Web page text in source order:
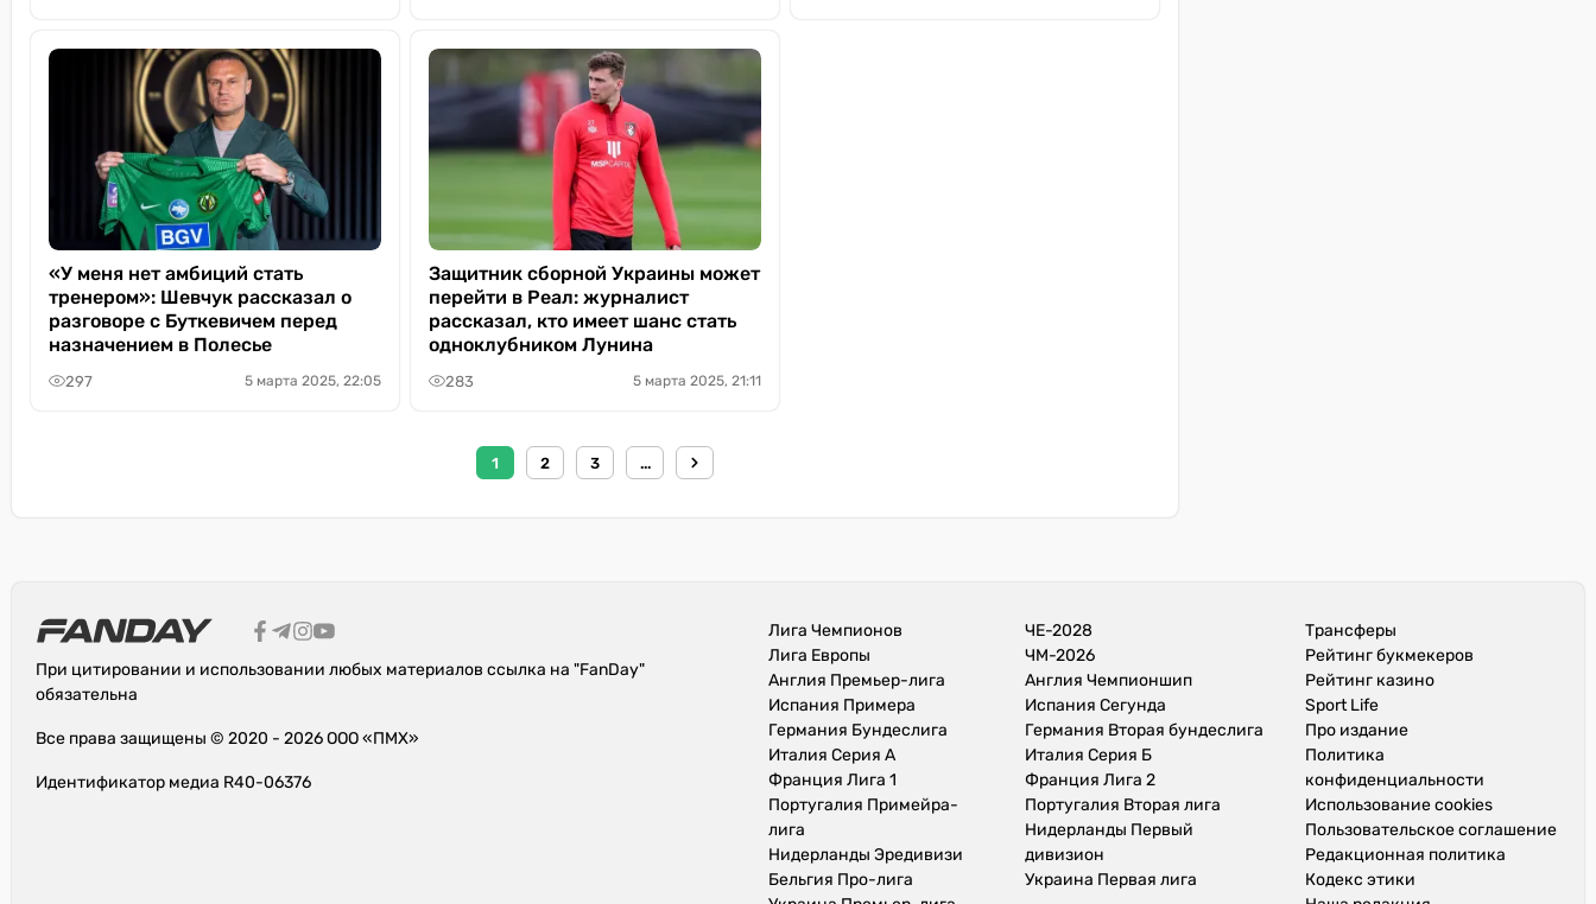
«У меня нет амбиций стать
тренером»: Шевчук рассказал о
разговоре с Буткевичем перед
назначением в Полесье
297 5 марта 2025, 22:05
Защитник сборной Украины может
перейти в Реал: журналист
рассказал, кто имеет шанс стать
одноклубником Лунина
283 5 марта 2025, 21:11
1 2 3 ...
При цитировании и использовании любых материалов ссылка на "FanDay"
обязательна
Все права защищены © 2020 - 2026 ООО «ПМХ»
Идентификатор медиа R40-06376
Лига Чемпионов
Лига Европы
Англия Премьер-лига
Испания Примера
Германия Бундеслига
Италия Серия А
Франция Лига 1
Португалия Примейра-
лига
Нидерланды Эредивизи
Бельгия Про-лига
ЧЕ-2028
ЧМ-2026
Англия Чемпионшип
Испания Сегунда
Германия Вторая бундеслига
Италия Серия Б
Франция Лига 2
Португалия Вторая лига
Нидерланды Первый
дивизион
Украина Первая лига
Трансферы
Рейтинг букмекеров
Рейтинг казино
Sport Life
Про издание
Политика
конфиденциальности
Использование cookies
Пользовательское соглашение
Редакционная политика
Кодекс этики